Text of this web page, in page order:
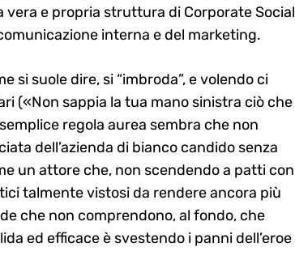
vera e propria struttura di Corporate Social
interna e del marketing.
si suole dire, si “imbroda”, e volendo ci
(«Non sappia la tua mano sinistra ciò che
regola aurea sembra che non
dell’azienda di bianco candido senza
un attore che, non scendendo a patti con
talmente vistosi da rendere ancora più
che non comprendono, al fondo, che
ed efficace è svestendo i panni dell’eroe